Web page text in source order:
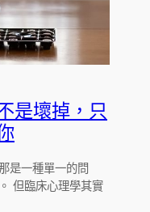
是壞掉，只
是一種單一的問
但臨床心理學其實